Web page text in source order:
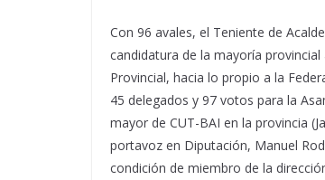
Con 96 avales, el Teniente de
candidatura de la mayoría
Provincial, hacia lo propio a la
45 delegados y 97 votos para la
mayor de CUT-BAI en la provincia
portavoz en Diputación, Manuel
condición de miembro de la